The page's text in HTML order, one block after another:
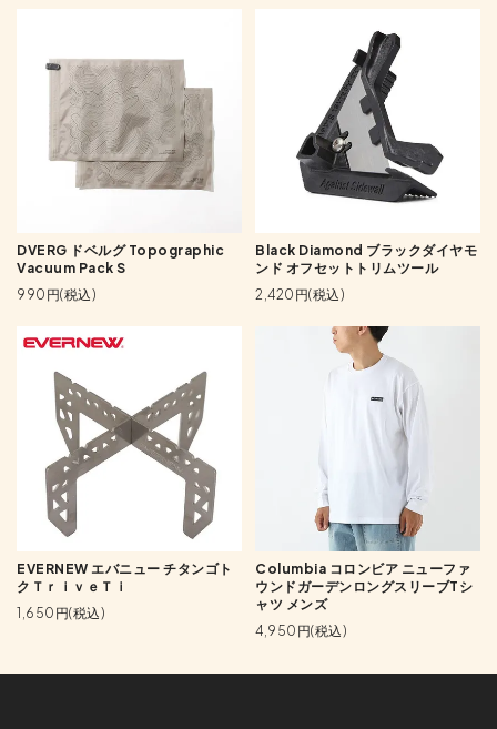
DVERG ドベルグ Topographic
Vacuum Pack S
990円(税込)
Black Diamond ブラックダイヤモ
ンド オフセットトリムツール
2,420円(税込)
EVERNEW エバニュー チタンゴト
クＴｒｉｖｅＴｉ
1,650円(税込)
Columbia コロンビア ニューファ
ウンドガーデンロングスリーブTシ
ャツ メンズ
4,950円(税込)